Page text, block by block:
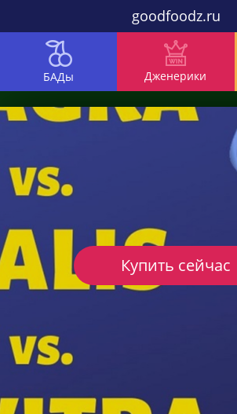
goodfoodz.ru
БАДы Дженерики
Купить сейчас